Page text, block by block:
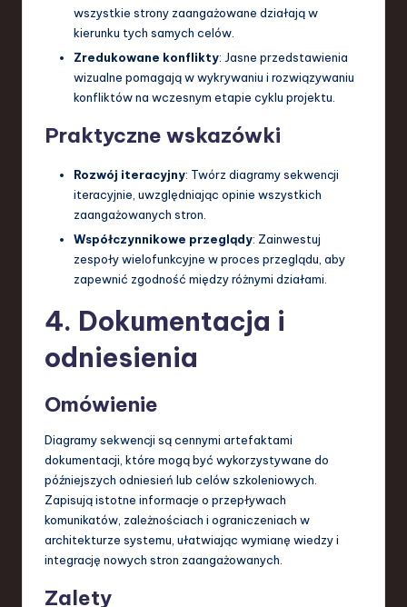
wszystkie strony zaangażowane działają w
kierunku tych samych celów.
Zredukowane konflikty: Jasne przedstawienia
wizualne pomagają w wykrywaniu i rozwiązywaniu
konfliktów na wczesnym etapie cyklu projektu.
Praktyczne wskazówki
Rozwój iteracyjny: Twórz diagramy sekwencji
iteracyjnie, uwzględniając opinie wszystkich
zaangażowanych stron.
Współczynnikowe przeglądy: Zainwestuj
zespoły wielofunkcyjne w proces przeglądu, aby
zapewnić zgodność między różnymi działami.
4. Dokumentacja i
odniesienia
Omówienie
Diagramy sekwencji są cennymi artefaktami
dokumentacji, które mogą być wykorzystywane do
późniejszych odniesień lub celów szkoleniowych.
Zapisują istotne informacje o przepływach
komunikatów, zależnościach i ograniczeniach w
architekturze systemu, ułatwiając wymianę wiedzy i
integrację nowych stron zaangażowanych.
Zalety